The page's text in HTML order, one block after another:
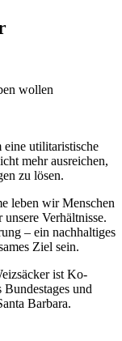
wollen
utilitaristische
mehr ausreichen,
zu lösen.
leben wir Menschen
Verhältnisse.
– ein nachhaltiges
Ziel sein.
ist Ko-
und
Barbara.